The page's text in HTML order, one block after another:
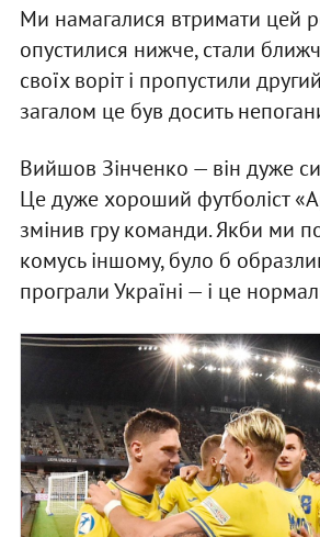
Ми намагалися втримати цей
опустилися нижче, стали
своїх воріт і пропустили
загалом це був досить
Вийшов Зінченко — він дуже
Це дуже хороший футболіст
змінив гру команди. Якби ми
комусь іншому, було б
програли Україні — і це